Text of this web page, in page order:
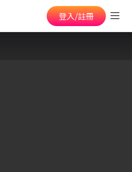
登入/註冊